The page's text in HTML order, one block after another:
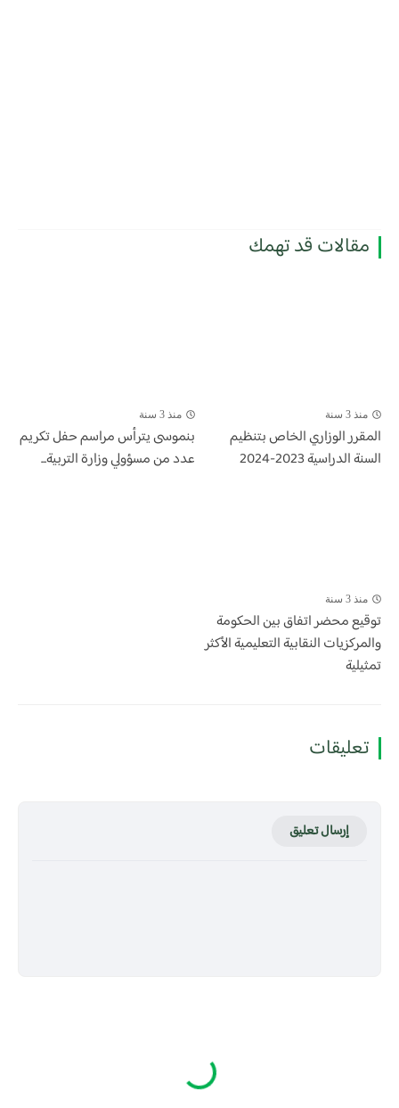
مقالات قد تهمك
منذ 3 سنة
المقرر الوزاري الخاص بتنظيم
السنة الدراسية 2023-2024
منذ 3 سنة
بنموسى يترأس مراسم حفل تكريم
عدد من مسؤولي وزارة التربية...
منذ 3 سنة
توقيع محضر اتفاق بين الحكومة
والمركزيات النقابية التعليمية الأكثر
تمثيلية
تعليقات
إرسال تعليق